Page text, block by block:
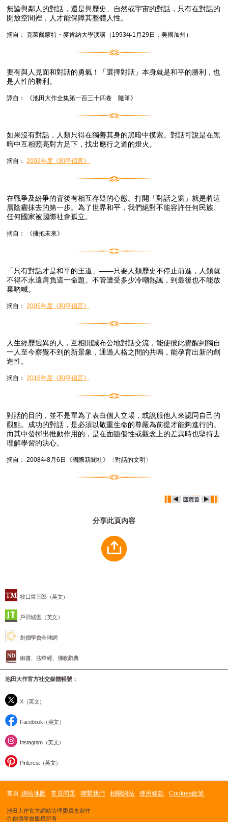
牧口常三郎（英文）
戶田城聖（英文）
創價學會全球網
御書、法華經、佛教辭典
池田大作官方社交媒體帳號：
X（英文）
Facebook（英文）
Instagram（英文）
Pinterest（英文）
無論與鄰人的對話，還是與歷史、自然或宇宙的對話，只有在對話的
開放空間裡，人才能保障其整體人性。
摘自： 克萊爾蒙特・麥肯納大學演講（1993年1月29日，美國加州）
要有與人見面和對話的勇氣！「選擇對話」本身就是和平的勝利，也
是人性的勝利。
譯自： 《池田大作全集第一百三十四卷 隨筆》
如果沒有對話，人類只得在獨善其身的黑暗中摸索。對話可說是在黑
暗中互相照亮對方足下，找出應行之道的燈火。
摘自：2002年度《和平倡言》
在戰爭及紛爭的背後有相互存疑的心態。打開「對話之窗」就是將這
層陰霾抹去的第一步。為了世界和平，我們絕對不能容許任何民族、
任何國家被國際社會孤立。
摘自： 《擁抱未來》
「只有對話才是和平的王道」——只要人類歷史不停止前進，人類就
不得不永遠肩負這一命題。不管遭受多少冷嘲熱諷，到最後也不能放
棄吶喊。
摘自：2005年度《和平倡言》
人生經歷迥異的人，互相開誠布公地對話交流，能使彼此覺醒到獨自
一人至今察覺不到的新景象，通過人格之間的共鳴，能孕育出新的創
造性。
摘自：2016年度《和平倡言》
對話的目的，並不是單為了表白個人立場，或說服他人來認同自己的
觀點。成功的對話，是必須以敬重生命的尊嚴為前提才能夠進行的。
而其中發揮出推動作用的，是在面臨個性或觀念上的差異時也堅持去
理解學習的決心。
摘自： 2008年8月6日《國際新聞社》〈對話的文明〉
分享此頁內容
首頁 網站地圖 常見問題 聯繫我們 相關網站 使用條款 Cookies政策
池田大作官方網站管理委員會製作
© 創價學會版權所有